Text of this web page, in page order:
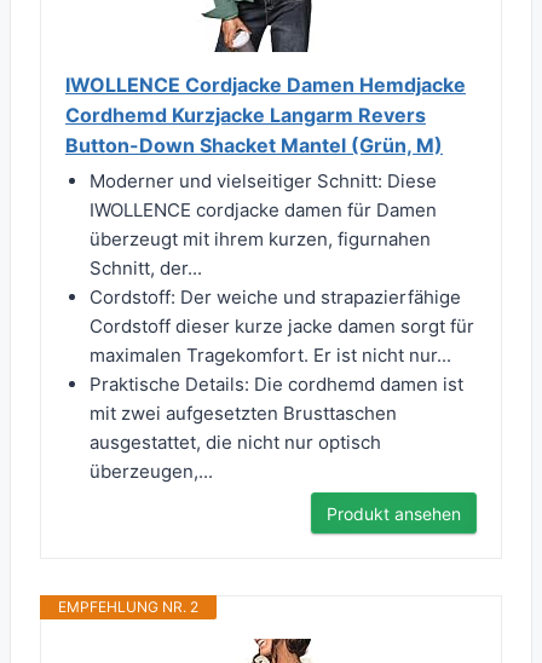
IWOLLENCE Cordjacke Damen Hemdjacke
Cordhemd Kurzjacke Langarm Revers
Button-Down Shacket Mantel (Grün, M)
Moderner und vielseitiger Schnitt: Diese
IWOLLENCE cordjacke damen für Damen
überzeugt mit ihrem kurzen, figurnahen
Schnitt, der...
Cordstoff: Der weiche und strapazierfähige
Cordstoff dieser kurze jacke damen sorgt für
maximalen Tragekomfort. Er ist nicht nur...
Praktische Details: Die cordhemd damen ist
mit zwei aufgesetzten Brusttaschen
ausgestattet, die nicht nur optisch
überzeugen,...
Produkt ansehen
EMPFEHLUNG NR. 2